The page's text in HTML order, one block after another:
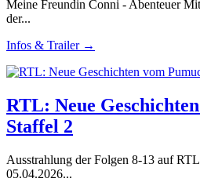
Meine Freundin Conni - Abenteuer
der...
Infos & Trailer →
RTL: Neue
Staffel 2
Ausstrahlung der Folgen 8-13 auf
05.04.2026...